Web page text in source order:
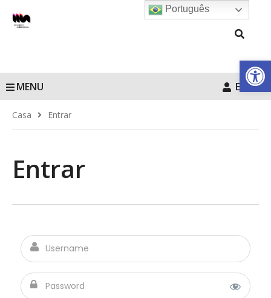
Barra de
MENU Entrar
Casa Entrar
Entrar
Português